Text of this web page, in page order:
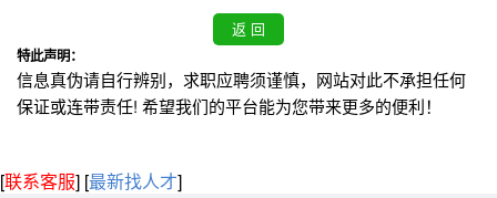
特此声明：
信息真伪请自行辨别，求职应聘须谨慎，网站对此不承担任何
保证或连带责任! 希望我们的平台能为您带来更多的便利！
[联系客服] [最新找人才]